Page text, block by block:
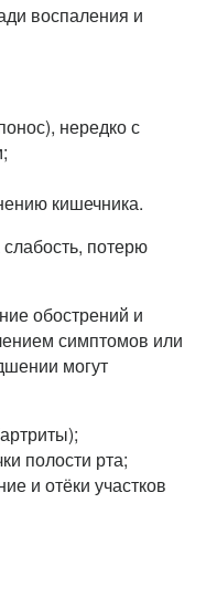
воспаления и
нередко с
кишечника.
потерю
обострений и
симптомов или
могут
полости рта;
и отёки участков